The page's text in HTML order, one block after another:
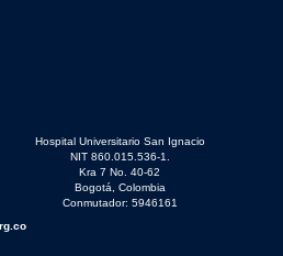
Hospital Universitario San Ignacio
NIT 860.015.536-1.
Kra 7 No. 40-62
Bogotá, Colombia
Conmutador: 5946161